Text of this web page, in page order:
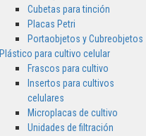
Cubetas para tinción
Placas Petri
Portaobjetos y Cubreobjetos
Plástico para cultivo celular
Frascos para cultivo
Insertos para cultivos
celulares
Microplacas de cultivo
Unidades de filtración